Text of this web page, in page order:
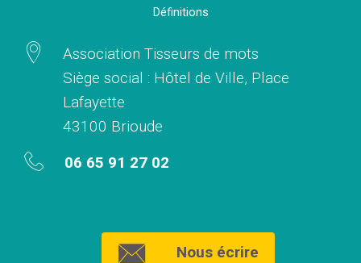
Définitions
Association Tisseurs de mots
Siège social : Hôtel de Ville, Place
Lafayette
43100 Brioude
06 65 91 27 02
Nous écrire